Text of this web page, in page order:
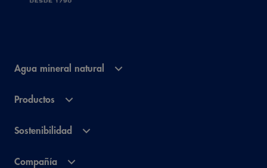
Agua mineral natural
Productos
Sostenibilidad
Compañía